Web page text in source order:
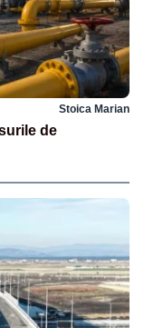
Stoica Marian
de